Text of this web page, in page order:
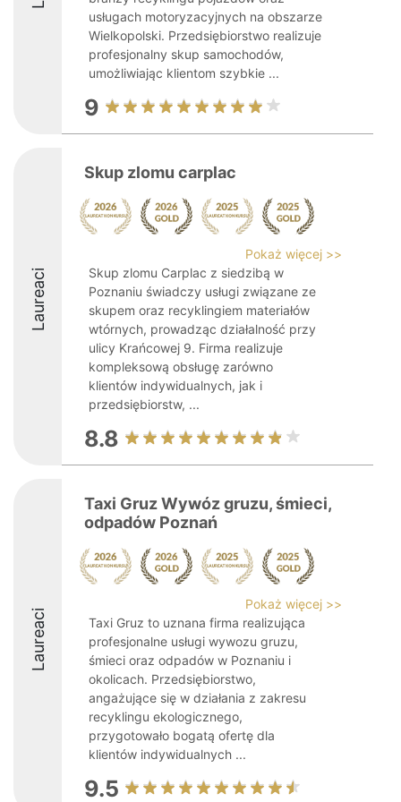
usługach motoryzacyjnych na obszarze
Wielkopolski. Przedsiębiorstwo realizuje
profesjonalny skup samochodów,
umożliwiając klientom szybkie ...
9
Laureaci
Skup zlomu carplac
Pokaż więcej >>
Skup zlomu Carplac z siedzibą w
Poznaniu świadczy usługi związane ze
skupem oraz recyklingiem materiałów
wtórnych, prowadząc działalność przy
ulicy Krańcowej 9. Firma realizuje
kompleksową obsługę zarówno
klientów indywidualnych, jak i
przedsiębiorstw, ...
8.8
Laureaci
Taxi Gruz Wywóz gruzu, śmieci,
odpadów Poznań
Pokaż więcej >>
Taxi Gruz to uznana firma realizująca
profesjonalne usługi wywozu gruzu,
śmieci oraz odpadów w Poznaniu i
okolicach. Przedsiębiorstwo,
angażujące się w działania z zakresu
recyklingu ekologicznego,
przygotowało bogatą ofertę dla
klientów indywidualnych ...
9.5